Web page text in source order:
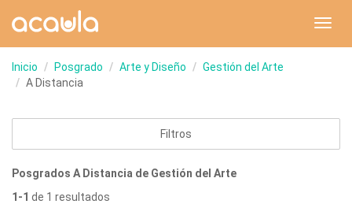
Inicio Posgrado Arte y Diseño
Gestión del Arte
A Distancia
Filtros
Posgrados A Distancia de Gestión del Arte
1-1 de 1 resultados